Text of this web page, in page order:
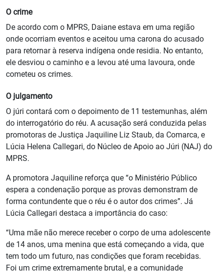
O crime
De acordo com o MPRS, Daiane estava em uma região
onde ocorriam eventos e aceitou uma carona do acusado
para retornar à reserva indígena onde residia. No entanto,
ele desviou o caminho e a levou até uma lavoura, onde
cometeu os crimes.
O julgamento
O júri contará com o depoimento de 11 testemunhas, além
do interrogatório do réu. A acusação será conduzida pelas
promotoras de Justiça Jaquiline Liz Staub, da Comarca, e
Lúcia Helena Callegari, do Núcleo de Apoio ao Júri (NAJ) do
MPRS.
A promotora Jaquiline reforça que “o Ministério Público
espera a condenação porque as provas demonstram de
forma contundente que o réu é o autor dos crimes”. Já
Lúcia Callegari destaca a importância do caso:
“Uma mãe não merece receber o corpo de uma adolescente
de 14 anos, uma menina que está começando a vida, que
tem todo um futuro, nas condições que foram recebidas.
Foi um crime extremamente brutal, e a comunidade